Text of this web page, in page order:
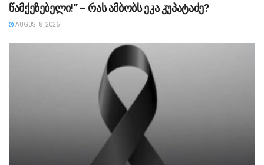
წამქეზებელი!” – რას ამბობს ეკა კუპატაძე?
AUGUST 8, 2026